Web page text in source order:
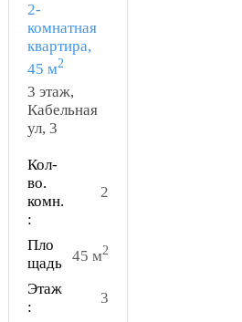
2-
комнатная
квартира,
45 м2
3 этаж,
Кабельная
ул, 3
Кол-
во.
комн.
:
2
Пло
щадь 45 м2
Этаж
:
3